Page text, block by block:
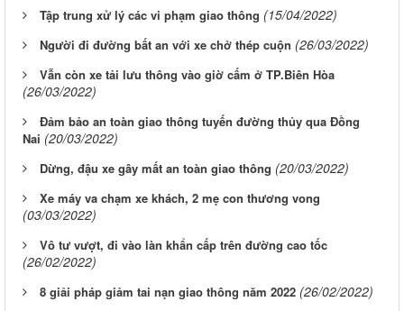
Tập trung xử lý các vi phạm giao thông (15/04/2022)
Người đi đường bất an với xe chở thép cuộn (26/03/2022)
Vẫn còn xe tải lưu thông vào giờ cấm ở TP.Biên Hòa
(26/03/2022)
Đảm bảo an toàn giao thông tuyến đường thủy qua Đồng
Nai (20/03/2022)
Dừng, đậu xe gây mất an toàn giao thông (20/03/2022)
Xe máy va chạm xe khách, 2 mẹ con thương vong
(03/03/2022)
Vô tư vượt, đi vào làn khẩn cấp trên đường cao tốc
(26/02/2022)
8 giải pháp giảm tai nạn giao thông năm 2022 (26/02/2022)